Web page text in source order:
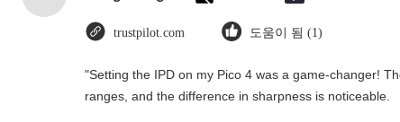
trustpilot.com 도움이 됨 (1)
"Setting the IPD on my Pico 4 was a game-changer!
ranges, and the difference in sharpness is noticeable.